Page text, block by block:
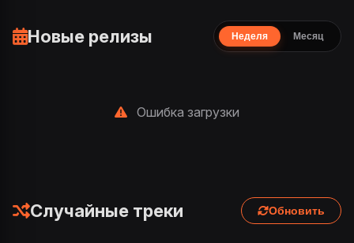
Новые релизы Неделя Месяц
Ошибка загрузки
Случайные треки Обновить